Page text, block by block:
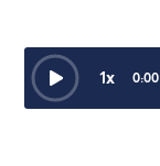
0:00
1x